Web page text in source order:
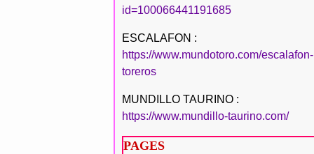
id=100066441191685
ESCALAFON :
https://www.mundotoro.com/escalafon-
toreros
MUNDILLO TAURINO :
https://www.mundillo-taurino.com/
PAGES